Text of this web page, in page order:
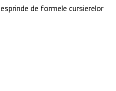
de formele cursierelor